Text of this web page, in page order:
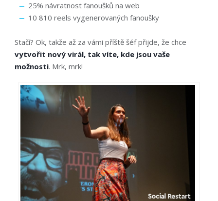
25% návratnost fanoušků na web
10 810 reels vygenerovaných fanoušky
Stačí? Ok, takže až za vámi příště šéf přijde, že chce
vytvořit nový virál, tak víte, kde jsou vaše
možnosti. Mrk, mrk!